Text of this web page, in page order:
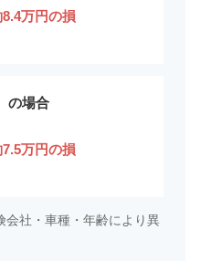
8.4万円の損
の場合
7.5万円の損
社・車種・年齢により異